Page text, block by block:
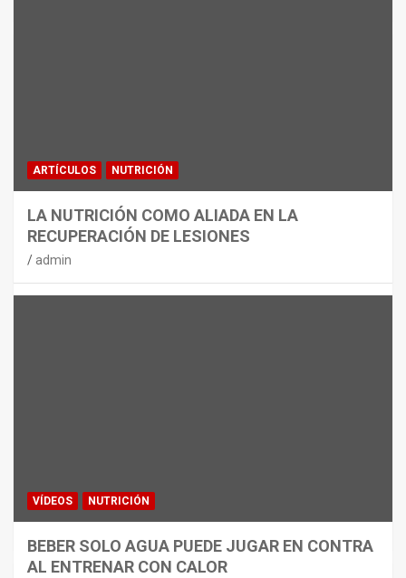
ARTÍCULOS NUTRICIÓN
LA NUTRICIÓN COMO ALIADA EN LA
RECUPERACIÓN DE LESIONES
admin
VÍDEOS NUTRICIÓN
BEBER SOLO AGUA PUEDE JUGAR EN CONTRA
AL ENTRENAR CON CALOR